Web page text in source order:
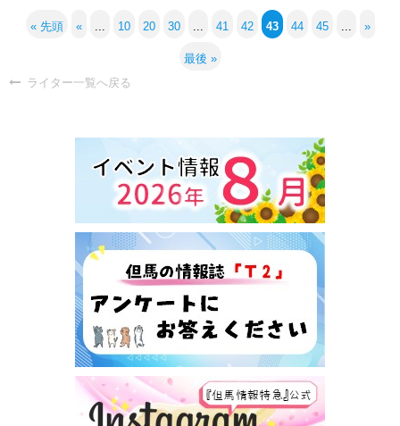
« 先頭 « 10 20 30 41 42 43 44 45 »
最後 »
ライター一覧へ戻る